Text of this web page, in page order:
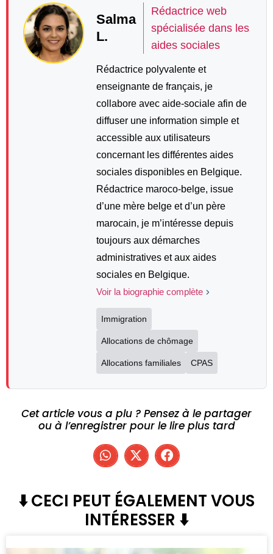
Salma
L.
Rédactrice web
spécialisée dans les
aides sociales
Rédactrice polyvalente et
enseignante de français, je
collabore avec aide-sociale afin de
diffuser une information simple et
accessible aux utilisateurs
concernant les différentes aides
sociales disponibles en Belgique.
Rédactrice maroco-belge, issue
d’une mère belge et d’un père
marocain, je m’intéresse depuis
toujours aux démarches
administratives et aux aides
sociales en Belgique.
Voir la biographie complète
Immigration
Allocations de chômage
Allocations familiales CPAS
Cet article vous a plu ? Pensez à le partager
ou à l’enregistrer pour le lire plus tard
⬇️ CECI PEUT ÉGALEMENT VOUS
INTÉRESSER ⬇️